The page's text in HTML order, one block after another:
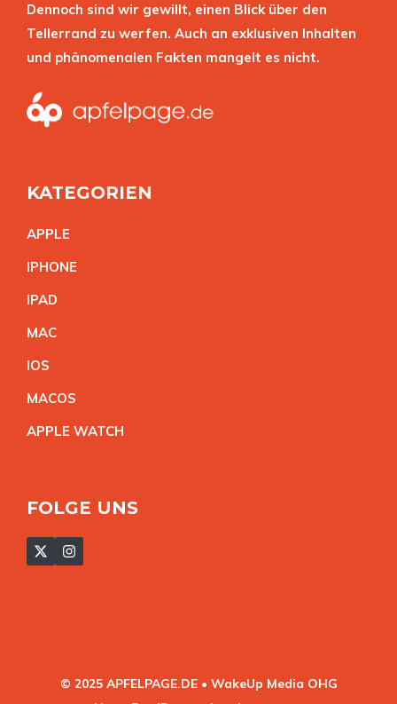
Dennoch sind wir gewillt, einen Blick über den
Tellerrand zu werfen. Auch an exklusiven Inhalten
und phänomenalen Fakten mangelt es nicht.
KATEGORIEN
APPLE
IPHONE
IPAD
MAC
IOS
MACOS
APPLE WATCH
FOLGE UNS
© 2025 APFELPAGE.DE • WakeUp Media OHG